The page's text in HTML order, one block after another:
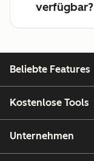
verfügbar?
Beliebte Features
Kostenlose Tools
Unternehmen